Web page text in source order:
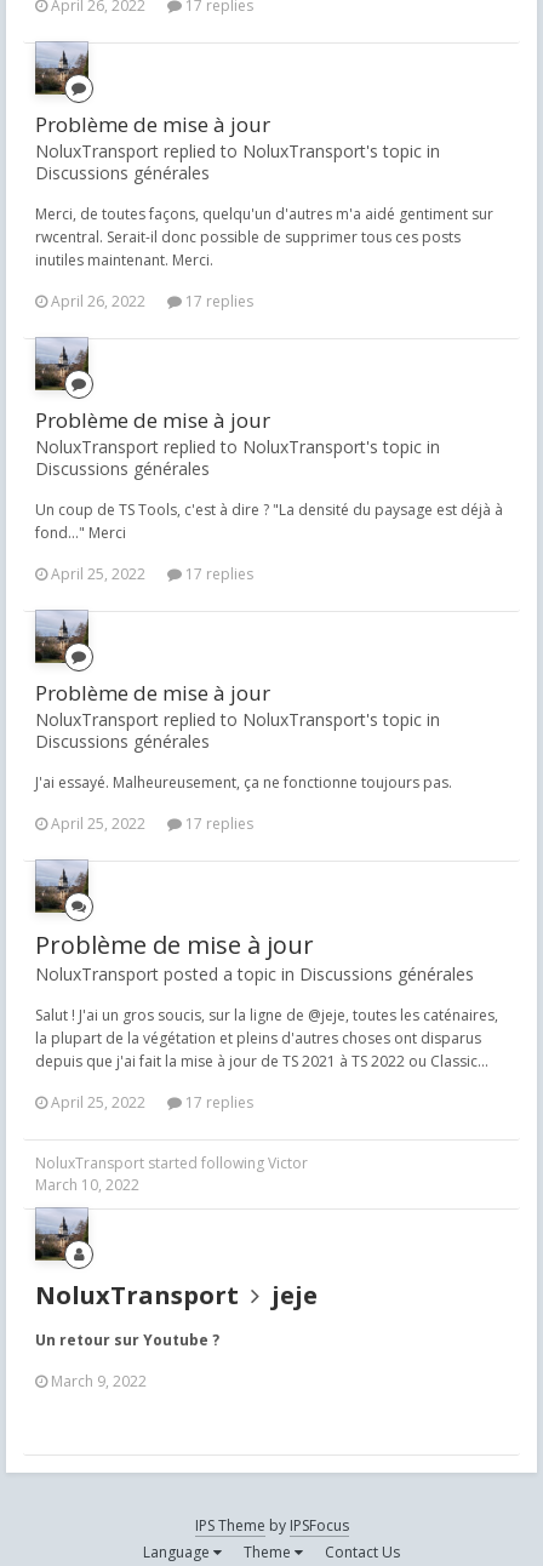
April 26, 2022
17 replies
Problème de mise à jour
NoluxTransport replied to NoluxTransport's topic in
Discussions générales
Merci, de toutes façons, quelqu'un d'autres m'a aidé gentiment sur
rwcentral. Serait-il donc possible de supprimer tous ces posts
inutiles maintenant. Merci.
April 26, 2022
17 replies
Problème de mise à jour
NoluxTransport replied to NoluxTransport's topic in
Discussions générales
Un coup de TS Tools, c'est à dire ? "La densité du paysage est déjà à
fond..." Merci
April 25, 2022
17 replies
Problème de mise à jour
NoluxTransport replied to NoluxTransport's topic in
Discussions générales
J'ai essayé. Malheureusement, ça ne fonctionne toujours pas.
April 25, 2022
17 replies
Problème de mise à jour
NoluxTransport posted a topic in Discussions générales
Salut ! J'ai un gros soucis, sur la ligne de @jeje, toutes les caténaires,
la plupart de la végétation et pleins d'autres choses ont disparus
depuis que j'ai fait la mise à jour de TS 2021 à TS 2022 ou Classic...
April 25, 2022
17 replies
NoluxTransport started followingVictor
March 10, 2022
NoluxTransport jeje
Un retour sur Youtube ?
March 9, 2022
IPS Theme by IPSFocus
Language
Theme Contact Us